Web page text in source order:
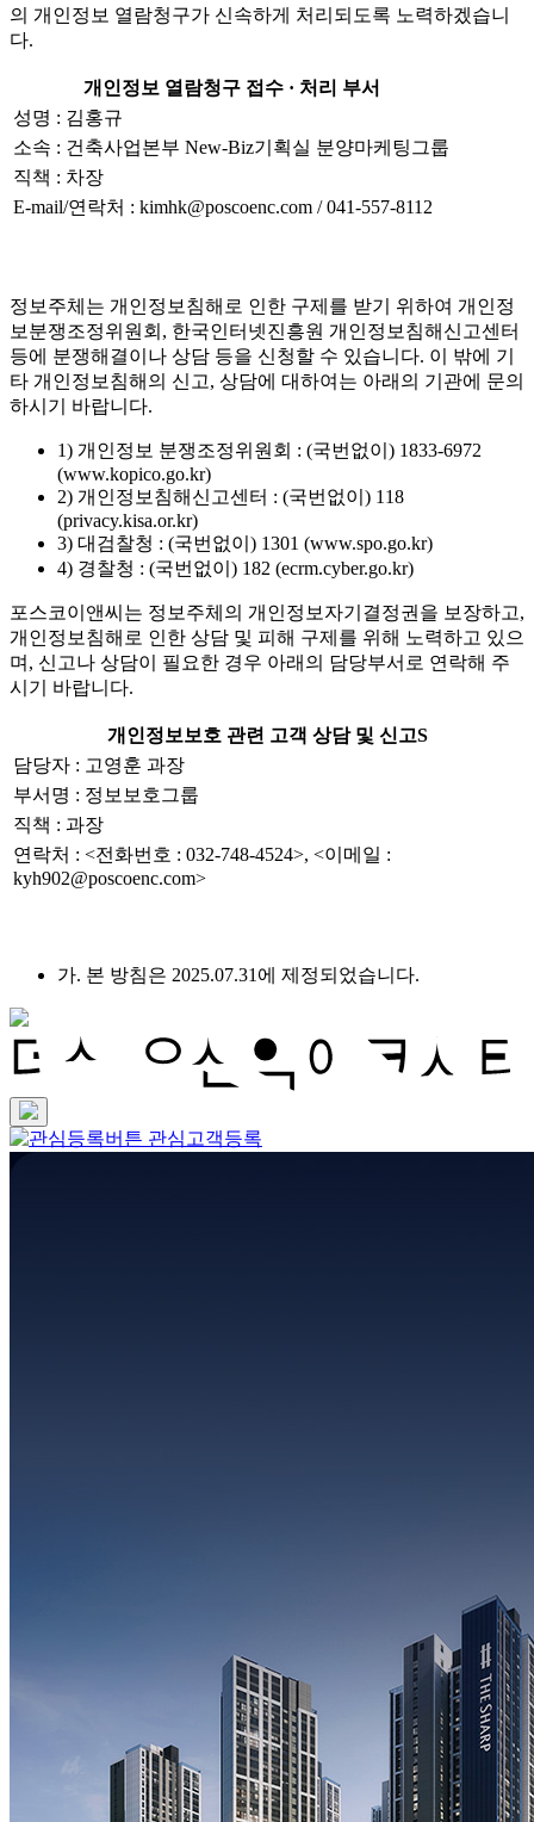
의 개인정보 열람청구가 신속하게 처리되도록 노력하겠습니
다.
개인정보 열람청구 접수 · 처리 부서
성명 : 김홍규
소속 : 건축사업본부 New-Biz기획실 분양마케팅그룹
직책 : 차장
E-mail/연락처 : kimhk@poscoenc.com / 041-557-8112
정보주체는 개인정보침해로 인한 구제를 받기 위하여 개인정
보분쟁조정위원회, 한국인터넷진흥원 개인정보침해신고센터
등에 분쟁해결이나 상담 등을 신청할 수 있습니다. 이 밖에 기
타 개인정보침해의 신고, 상담에 대하여는 아래의 기관에 문의
하시기 바랍니다.
1) 개인정보 분쟁조정위원회 : (국번없이) 1833-6972
(www.kopico.go.kr)
2) 개인정보침해신고센터 : (국번없이) 118
(privacy.kisa.or.kr)
3) 대검찰청 : (국번없이) 1301 (www.spo.go.kr)
4) 경찰청 : (국번없이) 182 (ecrm.cyber.go.kr)
포스코이앤씨는 정보주체의 개인정보자기결정권을 보장하고,
개인정보침해로 인한 상담 및 피해 구제를 위해 노력하고 있으
며, 신고나 상담이 필요한 경우 아래의 담당부서로 연락해 주
시기 바랍니다.
개인정보보호 관련 고객 상담 및 신고S
담당자 : 고영훈 과장
부서명 : 정보보호그룹
직책 : 과장
연락처 : <전화번호 : 032-748-4524>, <이메일 :
kyh902@poscoenc.com>
가. 본 방침은 2025.07.31에 제정되었습니다.
관심고객등록